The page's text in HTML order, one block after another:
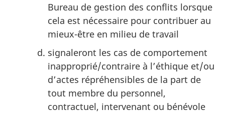
Bureau de gestion des conflits lorsque
cela est nécessaire pour contribuer au
mieux-être en milieu de travail
signaleront les cas de comportement
inapproprié/contraire à l’éthique et/ou
d’actes répréhensibles de la part de
tout membre du personnel,
contractuel, intervenant ou bénévole